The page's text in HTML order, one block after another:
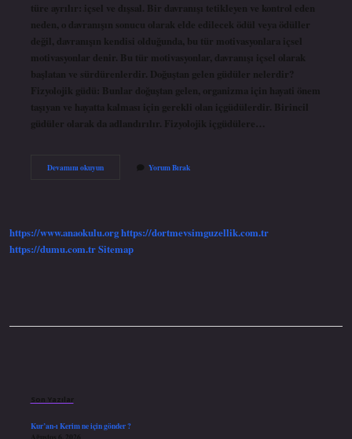
türe ayrılır: içsel ve dışsal. Bir davranışı tetikleyen ve kontrol eden
neden, o davranışın sonucu olarak elde edilecek ödül veya ödüller
değil, davranışın kendisi olduğunda, bu tür motivasyonlara içsel
motivasyonlar denir. Bu tür motivasyonlar, davranışı içsel olarak
başlatan ve sürdürenlerdir. Doğuştan gelen güdüler nelerdir?
Fizyolojik güdü: Bunlar doğuştan gelen, organizma için hayati önem
taşıyan ve hayatta kalması için gerekli olan içgüdülerdir. Birincil
güdüler olarak da adlandırılır. Fizyolojik içgüdülere…
Devamını okuyunKaç
Yorum Bırak
https://www.anaokulu.orghttps://dortmevsimguzellik.com.tr
https://dumu.com.trSitemap
Son Yazılar
Kur’an-ı Kerim ne için gönder ?